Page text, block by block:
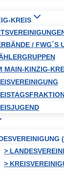
KREIS
/ FWG´S
KINZIG-
>
>